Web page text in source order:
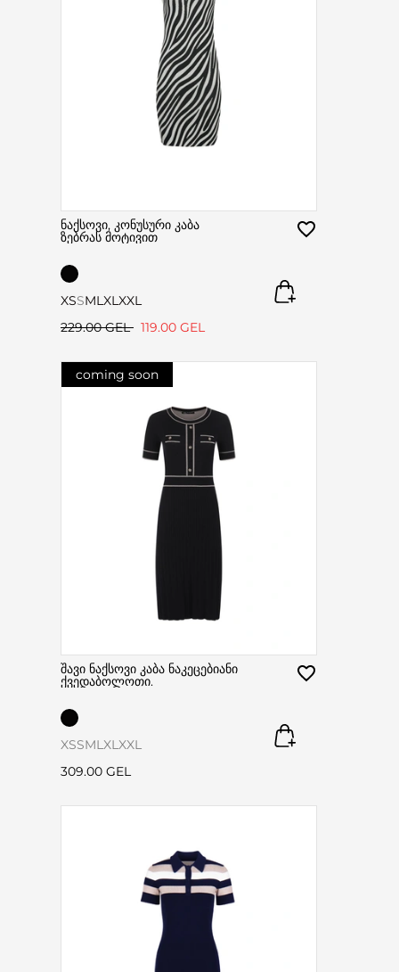
ნაქსოვი, კონუსური კაბა
ზებრას მოტივით
XSSML XL XXL
229.00 GEL 119.00 GEL
coming soon
შავი ნაქსოვი კაბა ნაკეცებიანი
ქვედაბოლოთი.
XSSML XL XXL
309.00 GEL